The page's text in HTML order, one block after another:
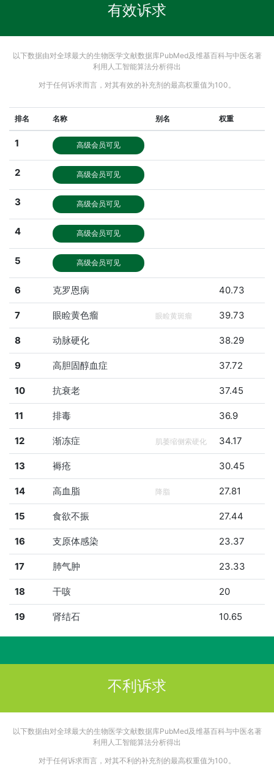
有效诉求
以下数据由对全球最大的生物医学文献数据库PubMed及维基百科与中医名著
利用人工智能算法分析得出
对于任何诉求而言，对其有效的补充剂的最高权重值为100。
排名 名称 别名 权重
1 高级会员可见
2 高级会员可见
3 高级会员可见
4 高级会员可见
5 高级会员可见
6 克罗恩病 40.73
7 眼睑黄色瘤 眼睑黄斑瘤 39.73
8 动脉硬化 38.29
9 高胆固醇血症 37.72
10 抗衰老 37.45
11 排毒 36.9
12 渐冻症 肌萎缩侧索硬化 34.17
13 褥疮 30.45
14 高血脂 降脂 27.81
15 食欲不振 27.44
16 支原体感染 23.37
17 肺气肿 23.33
18 干咳 20
19 肾结石 10.65
不利诉求
以下数据由对全球最大的生物医学文献数据库PubMed及维基百科与中医名著
利用人工智能算法分析得出
对于任何诉求而言，对其不利的补充剂的最高权重值为100。